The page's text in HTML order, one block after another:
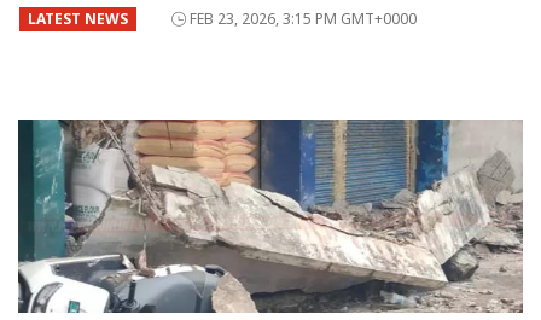
LATEST NEWS FEB 23, 2026, 3:15 PM GMT+0000